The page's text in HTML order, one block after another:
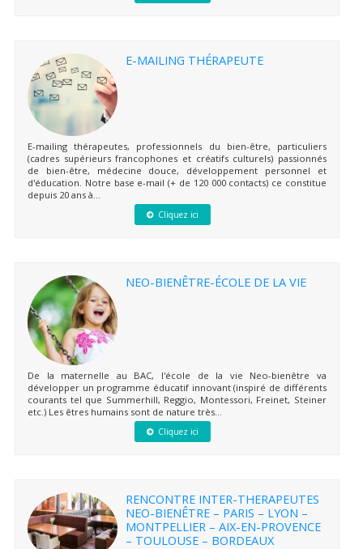
E-MAILING THÉRAPEUTE
E-mailing thérapeutes, professionnels du bien-être, particuliers
(cadres supérieurs francophones et créatifs culturels) passionnés
de bien-être, médecine douce, développement personnel et
d'éducation. Notre base e-mail (+ de 120 000 contacts) ce constitue
depuis 20 ans à...
Cliquez ici
NEO-BIENÊTRE-ÉCOLE DE LA VIE
De la maternelle au BAC, l'école de la vie Neo-bienêtre va
développer un programme éducatif innovant (inspiré de différents
courants tel que Summerhill, Reggio, Montessori, Freinet, Steiner
etc.) Les êtres humains sont de nature très...
Cliquez ici
RENCONTRE INTER-THERAPEUTES
NEO-BIENÊTRE – PARIS – LYON –
MONTPELLIER – AIX-EN-PROVENCE
– TOULOUSE – BORDEAUX